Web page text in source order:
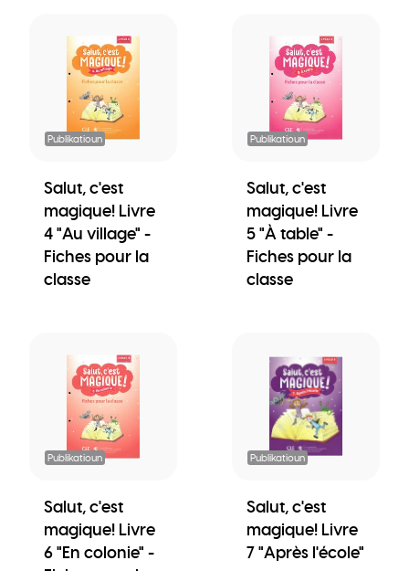
Publikatioun
Salut, c'est
magique! Livre
4 "Au village" -
Fiches pour la
classe
Publikatioun
Salut, c'est
magique! Livre
5 "À table" -
Fiches pour la
classe
Publikatioun
Salut, c'est
magique! Livre
6 "En colonie" -
Publikatioun
Salut, c'est
magique! Livre
7 "Après l'école"